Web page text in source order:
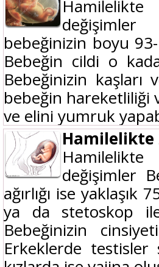
değişimler
bebeğinizin boyu 93-
Bebeğin cildi o
Bebeğinizin kaşları
bebeğin hareketliliği
ve elini yumruk
Hamilelikte
değişimler
ağırlığı ise
ya da stetoskop
Bebeğinizin
Erkeklerde